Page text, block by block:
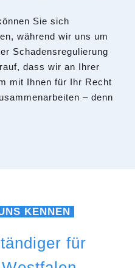
Sie sich
während wir uns um
Schadensregulierung
dass wir an Ihrer
mit Ihnen für Ihr Recht
– denn
KENNEN
für